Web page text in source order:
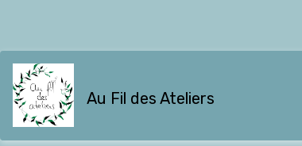
Au Fil des Ateliers